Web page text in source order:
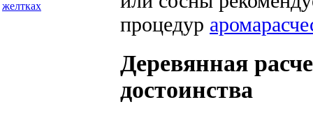
желтках
процедур
Деревянная
достоинства